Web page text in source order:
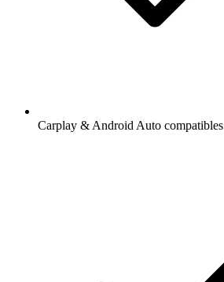
Carplay & Android Auto compatibles